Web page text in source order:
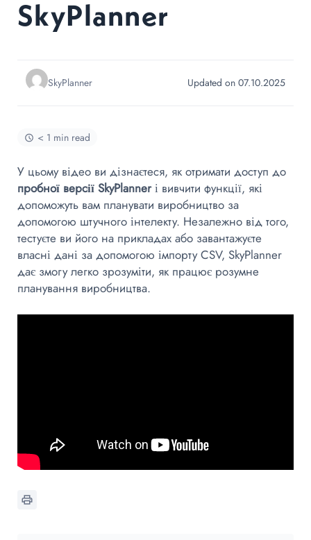
SkyPlanner
SkyPlanner Updated on 07.10.2025
< 1 min read
У цьому відео ви дізнаєтеся, як отримати доступ до
пробної версії SkyPlannerі вивчити функції, які
допоможуть вам планувати виробництво за
допомогою штучного інтелекту. Незалежно від того,
тестуєте ви його на прикладах або завантажуєте
власні дані за допомогою імпорту CSV, SkyPlanner
дає змогу легко зрозуміти, як працює розумне
планування виробництва.